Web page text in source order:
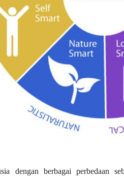
dengan berbagai perbedaan